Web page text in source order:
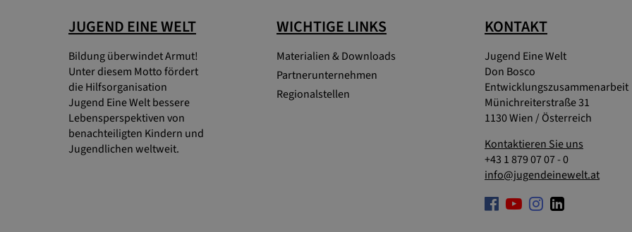
JUGEND EINE WELT
Bildung überwindet Armut!
Unter diesem Motto fördert
die Hilfsorganisation
Jugend Eine Welt bessere
Lebensperspektiven von
benachteiligten Kindern und
Jugendlichen weltweit.
WICHTIGE LINKS
Materialien & Downloads
Partnerunternehmen
Regionalstellen
KONTAKT
Jugend Eine Welt
Don Bosco
Entwicklungszusammenarbeit
Münichreiterstraße 31
1130 Wien / Österreich
Kontaktieren Sie uns
+43 1 879 07 07 - 0
info@jugendeinewelt.at